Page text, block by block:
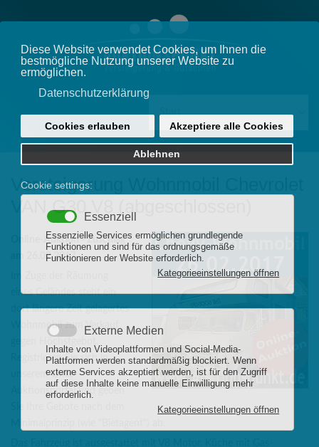
Versteigerung Wohnmobil Chevrolet
VAN G30 V8 (abgeschlossen)
Online-Auktion - Zuschlag
am 26.02.2017
eines Geländes steht ein
dort längere Zeit gelagertes
Wohnmobil zum Verkauf
Registrieren Sie sich in
unserem Onlie-
Auktionsportal und geben